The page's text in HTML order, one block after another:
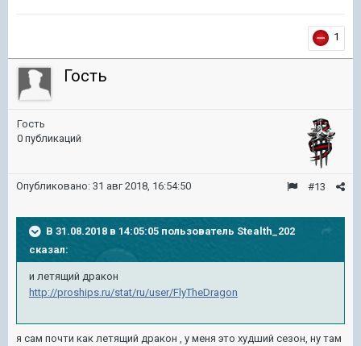
1
Гость
Гость
0 публикаций
#13
Опубликовано: 31 авг 2018, 16:54:50
В 31.08.2018 в 14:05:05 пользователь Stealth_202
сказал:
и летящий дракон
http://proships.ru/stat/ru/user/FlyTheDragon
я сам почти как летящий дракон , у меня это худший сезон, ну там